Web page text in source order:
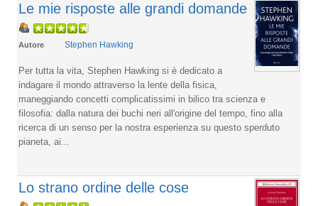
Le mie risposte alle grandi domande
Autore Stephen Hawking
Per tutta la vita, Stephen Hawking si è dedicato a
indagare il mondo attraverso la lente della fisica,
maneggiando concetti complicatissimi in bilico tra scienza e
filosofia: dalla natura dei buchi neri all'origine del tempo, fino alla
ricerca di un senso per la nostra esperienza su questo sperduto
pianeta, ai...
Lo strano ordine delle cose